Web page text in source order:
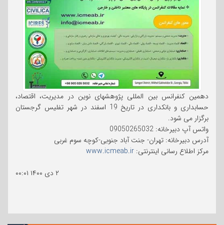
دهمین کنفرانس بین المللی پژوهشهای نوین در مدیریت، اقتصاد،
حسابداری و بانکداری در تاریخ 19 اسفند در شهر تفلیس گرجستان
برگزار می شود.
واتس آپ دبیرخانه: 09050265032
آدرس دبیرخانه: تهران- جنت آباد جنوبی-کوچه سوم غربی
مرکز اطلاع رسانی اینترنتی: www.icmeab.ir
۲ دی ۱۴۰۰
۰۰:۰۱